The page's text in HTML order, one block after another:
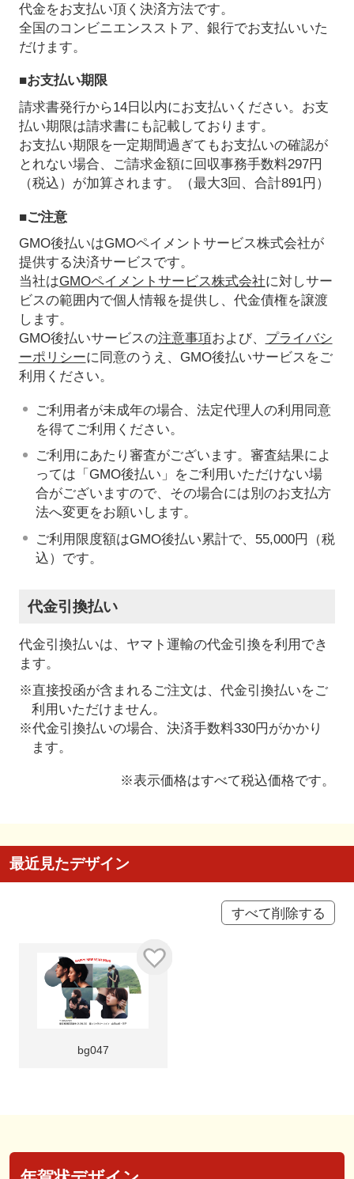
代金をお支払い頂く決済方法です。
全国のコンビニエンスストア、銀行でお支払いいた
だけます。
■お支払い期限
請求書発行から14日以内にお支払いください。お支
払い期限は請求書にも記載しております。
お支払い期限を一定期間過ぎてもお支払いの確認が
とれない場合、ご請求金額に回収事務手数料297円
（税込）が加算されます。（最大3回、合計891円）
■ご注意
GMO後払いはGMOペイメントサービス株式会社が
提供する決済サービスです。
当社はGMOペイメントサービス株式会社に対しサー
ビスの範囲内で個人情報を提供し、代金債権を譲渡
します。
GMO後払いサービスの注意事項および、 プライバシ
ーポリシーに同意のうえ、GMO後払いサービスをご
利用ください。
ご利用者が未成年の場合、法定代理人の利用同意
を得てご利用ください。
ご利用にあたり審査がございます。審査結果によ
っては「GMO後払い」をご利用いただけない場
合がございますので、その場合には別のお支払方
法へ変更をお願いします。
ご利用限度額はGMO後払い累計で、55,000円（税
込）です。
代金引換払い
代金引換払いは、ヤマト運輸の代金引換を利用でき
ます。
※直接投函が含まれるご注文は、代金引換払いをご
利用いただけません。
※代金引換払いの場合、決済手数料330円がかかり
ます。
※表示価格はすべて税込価格です。
最近見たデザイン
すべて削除する
bg047